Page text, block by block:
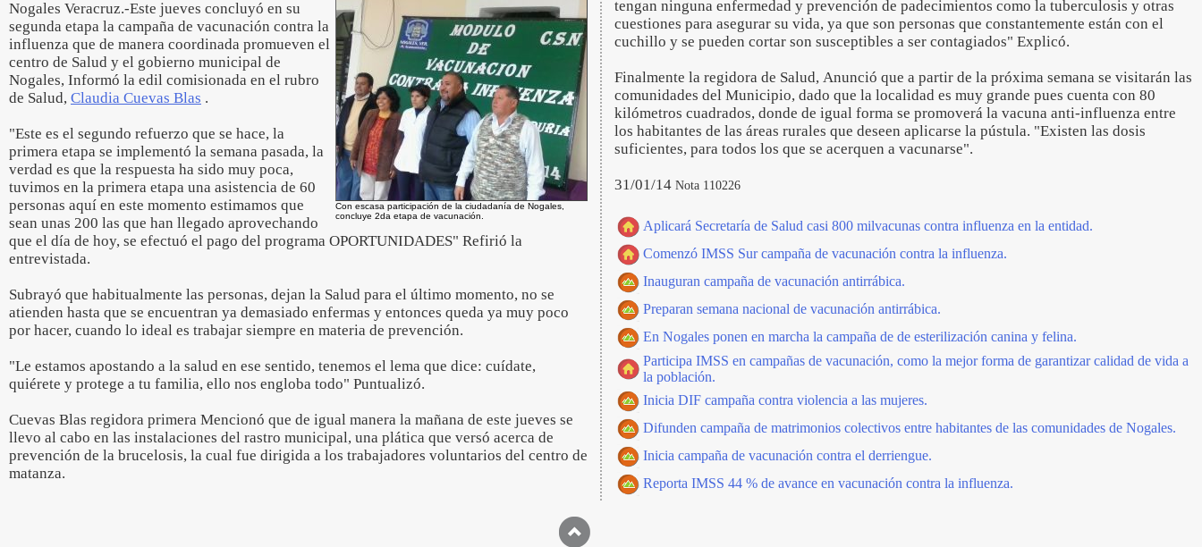
Con escasa participación de la ciudadanía de Nogales,
concluye 2da etapa de vacunación.
Nogales Veracruz.-Este jueves concluyó en su
segunda etapa la campaña de vacunación contra la
influenza que de manera coordinada promueven el
centro de Salud y el gobierno municipal de
Nogales, Informó la edil comisionada en el rubro
de Salud, Claudia Cuevas Blas .
"Este es el segundo refuerzo que se hace, la
primera etapa se implementó la semana pasada, la
verdad es que la respuesta ha sido muy poca,
tuvimos en la primera etapa una asistencia de 60
personas aquí en este momento estimamos que
sean unas 200 las que han llegado aprovechando
que el día de hoy, se efectuó el pago del programa OPORTUNIDADES" Refirió la
entrevistada.
Subrayó que habitualmente las personas, dejan la Salud para el último momento, no se
atienden hasta que se encuentran ya demasiado enfermas y entonces queda ya muy poco
por hacer, cuando lo ideal es trabajar siempre en materia de prevención.
"Le estamos apostando a la salud en ese sentido, tenemos el lema que dice: cuídate,
quiérete y protege a tu familia, ello nos engloba todo" Puntualizó.
Cuevas Blas regidora primera Mencionó que de igual manera la mañana de este jueves se
llevo al cabo en las instalaciones del rastro municipal, una plática que versó acerca de
prevención de la brucelosis, la cual fue dirigida a los trabajadores voluntarios del centro de
matanza.
tengan ninguna enfermedad y prevención de padecimientos como la tuberculosis y otras
cuestiones para asegurar su vida, ya que son personas que constantemente están con el
cuchillo y se pueden cortar son susceptibles a ser contagiados" Explicó.
Finalmente la regidora de Salud, Anunció que a partir de la próxima semana se visitarán las
comunidades del Municipio, dado que la localidad es muy grande pues cuenta con 80
kilómetros cuadrados, donde de igual forma se promoverá la vacuna anti-influenza entre
los habitantes de las áreas rurales que deseen aplicarse la pústula. "Existen las dosis
suficientes, para todos los que se acerquen a vacunarse".
31/01/14 Nota 110226
Aplicará Secretaría de Salud casi 800 milvacunas contra influenza en la entidad.
Comenzó IMSS Sur campaña de vacunación contra la influenza.
Inauguran campaña de vacunación antirrábica.
Preparan semana nacional de vacunación antirrábica.
En Nogales ponen en marcha la campaña de de esterilización canina y felina.
Participa IMSS en campañas de vacunación, como la mejor forma de garantizar calidad de vida a
la población.
Inicia DIF campaña contra violencia a las mujeres.
Difunden campaña de matrimonios colectivos entre habitantes de las comunidades de Nogales.
Inicia campaña de vacunación contra el derriengue.
Reporta IMSS 44 % de avance en vacunación contra la influenza.